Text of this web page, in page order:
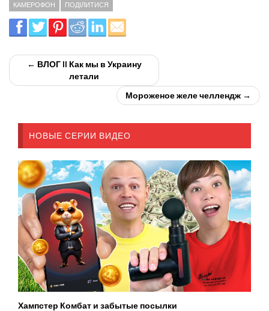
КАМЕРОФОН ПОДІЛИТИСЯ
← ВЛОГ II Как мы в Украину
летали
Мороженое желе челлендж →
НОВЫЕ СЕРИИ ВИДЕО
Хампстер Комбат и забытые посылки